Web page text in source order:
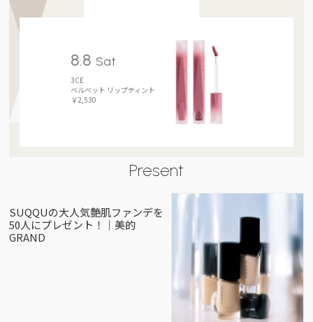
8.8 Sat
3CE
ベルベット リップティント
￥2,530
Present
SUQQUの大人気艶肌ファンデを
50人にプレゼント！｜美的
GRAND